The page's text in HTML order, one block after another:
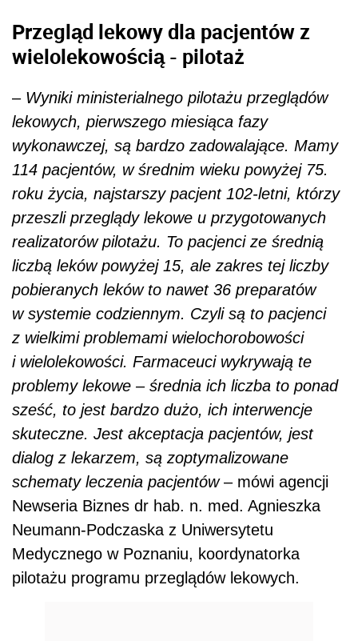
Przegląd lekowy dla pacjentów z
wielolekowością - pilotaż
– Wyniki ministerialnego pilotażu przeglądów
lekowych, pierwszego miesiąca fazy
wykonawczej, są bardzo zadowalające. Mamy
114 pacjentów, w średnim wieku powyżej 75.
roku życia, najstarszy pacjent 102-letni, którzy
przeszli przeglądy lekowe u przygotowanych
realizatorów pilotażu. To pacjenci ze średnią
liczbą leków powyżej 15, ale zakres tej liczby
pobieranych leków to nawet 36 preparatów
w systemie codziennym. Czyli są to pacjenci
z wielkimi problemami wielochorobowości
i wielolekowości. Farmaceuci wykrywają te
problemy lekowe – średnia ich liczba to ponad
sześć, to jest bardzo dużo, ich interwencje
skuteczne. Jest akceptacja pacjentów, jest
dialog z lekarzem, są zoptymalizowane
schematy leczenia pacjentów – mówi agencji
Newseria Biznes dr hab. n. med. Agnieszka
Neumann-Podczaska z Uniwersytetu
Medycznego w Poznaniu, koordynatorka
pilotażu programu przeglądów lekowych.